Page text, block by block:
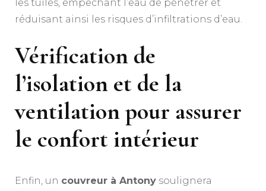
les tuiles, empêchant l’eau de pénétrer et
réduisant ainsi les risques d’infiltrations d’eau.
Vérification de
l’isolation et de la
ventilation pour assurer
le confort intérieur
Enfin, un couvreur à Antony soulignera